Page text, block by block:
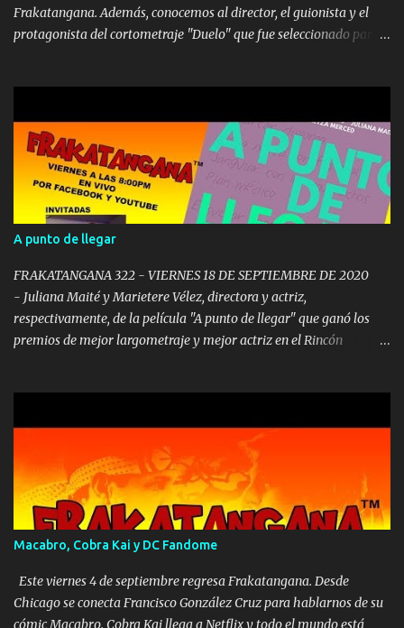
Frakatangana. Además, conocemos al director, el guionista y el
protagonista del cortometraje "Duelo" que fue seleccionado para
frakanáticos, los artistas boricuas siguen aprovechando la
pandemia para publicar nuevos cómics. En programas pasados
hablamos con: Antonino rosado de adrenalina # 4, Francisco
gonzález cruz de macabro # 4 , Pedro cortés de chupacabra xtra #
6 Angel fuentes de gunbreed Juan lapaix de las brujas gemelas de
cazadores esotéricos Y hoy vamos a hablar de otro cómic más
que acaba de salir, que tiene de protagonista a una mujer
newyorrican y ciega. El comic se llama “ Blindsight ” y tenemos
con nosotros a su creador J...
A punto de llegar
FRAKATANGANA 322 - VIERNES 18 DE SEPTIEMBRE DE 2020
- Juliana Maité y Marietere Vélez, directora y actriz,
respectivamente, de la película "A punto de llegar" que ganó los
premios de mejor largometraje y mejor actriz en el Rincón
entre cortometrajes y largometrajes, de puerto rico, y de otras
partes del mundo. Entre todos esos proyectos hubo una que se
destacó. Al final, este filme se ganó el premio de mejor
largometraje y también el de mejor actriz. Nos referimos a “A
punto de llegar”. Y esta noche tenemos en Frakatangana a la
directora Juliana Maité, en vivo desde Miami, Florida y a la
galardonada actriz Marietere Vélez. Primero vamos a conversar
con Juliana. Según Imdb.com actualmente está trabajando en
varias filmaciones como script supervisor. En la entrevista nos
cuenta de las medi...
Macabro, Cobra Kai y DC Fandome
Este viernes 4 de septiembre regresa Frakatangana. Desde
Chicago se conecta Francisco González Cruz para hablarnos de su
cómic Macabro. Cobra Kai llega a Netflix y todo el mundo está